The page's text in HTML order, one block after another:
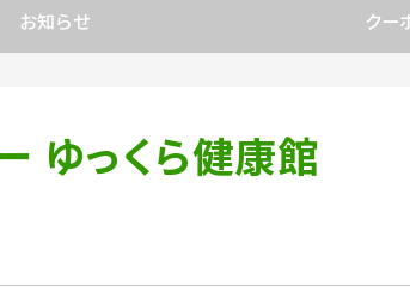
お知らせ クー
ゆっくら健康館